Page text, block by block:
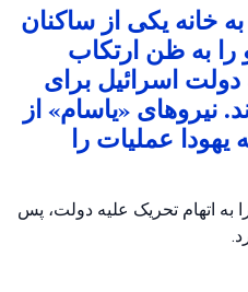
خانه یکی از ساکنان
را به ظن ارتکاب
اسرائیل برای
نیروهای «یاسام» از
یهودا عملیات را
به اتهام تحریک علیه دولت، پس